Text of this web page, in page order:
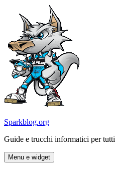
contenuto
Sparkblog.org
Guide e trucchi informatici per tutti
Menu e widget